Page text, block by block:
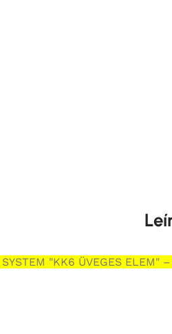
"KK6 ÜVEGES ELEM"